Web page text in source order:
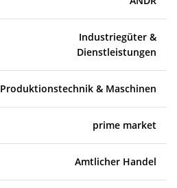
Industriegüter &
Dienstleistungen
Produktionstechnik & Maschinen
prime market
Amtlicher Handel